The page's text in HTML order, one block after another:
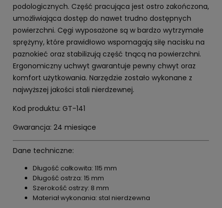
podologicznych. Część pracująca jest ostro zakończona,
umożliwiająca dostęp do nawet trudno dostępnych
powierzchni. Cęgi wyposażone są w bardzo wytrzymałe
sprężyny, które prawidłowo wspomagają siłę nacisku na
paznokieć oraz stabilizują część tnącą na powierzchni.
Ergonomiczny uchwyt gwarantuje pewny chwyt oraz
komfort użytkowania. Narzędzie zostało wykonane z
najwyższej jakości stali nierdzewnej.
Kod produktu: GT-141
Gwarancja: 24 miesiące
Dane techniczne:
Długość całkowita: 115 mm
Długość ostrza: 15 mm
Szerokość ostrzy: 8 mm
Materiał wykonania: stal nierdzewna